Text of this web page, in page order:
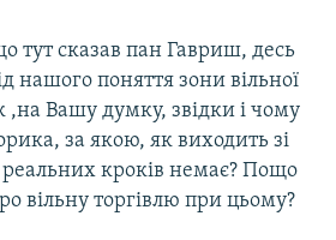
тут сказав пан Гавриш, десь
нашого поняття зони вільної
,на Вашу думку, звідки і чому
за якою, як виходить зі
кроків немає? Пощо
вільну торгівлю при цьому?